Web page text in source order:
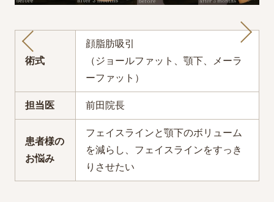
術式
顔脂肪吸引
（ジョールファット、顎下、メーラ
ーファット）
担当医 前田院長
患者様の
お悩み
フェイスラインと顎下のボリューム
を減らし、フェイスラインをすっき
りさせたい